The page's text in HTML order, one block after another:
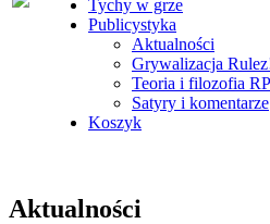
Tychy w grze
Publicystyka
Aktualności
Grywalizacja
Teoria i filozofia
Satyry i komentarze
Koszyk
Aktualności